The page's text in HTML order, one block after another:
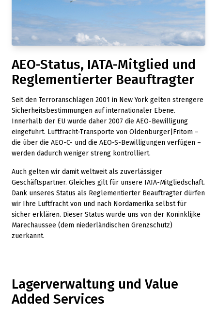
AEO-Status, IATA-Mitglied und
Reglementierter Beauftragter
Seit den Terroranschlägen 2001 in New York gelten strengere
Sicherheitsbestimmungen auf internationaler Ebene.
Innerhalb der EU wurde daher 2007 die AEO-Bewilligung
eingeführt. Luftfracht-Transporte von Oldenburger|Fritom –
die über die AEO-C- und die AEO-S-Bewilligungen verfügen –
werden dadurch weniger streng kontrolliert.
Auch gelten wir damit weltweit als zuverlässiger
Geschäftspartner. Gleiches gilt für unsere IATA-Mitgliedschaft.
Dank unseres Status als Reglementierter Beauftragter dürfen
wir Ihre Luftfracht von und nach Nordamerika selbst für
sicher erklären. Dieser Status wurde uns von der Koninklijke
Marechaussee (dem niederländischen Grenzschutz)
zuerkannt.
Lagerverwaltung und Value
Added Services